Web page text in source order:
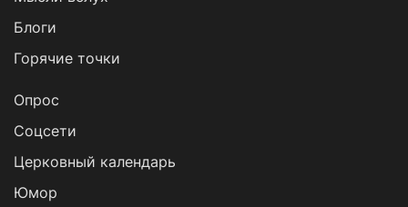
Блоги
Горячие точки
Опрос
Cоцсети
Церковный календарь
Юмор